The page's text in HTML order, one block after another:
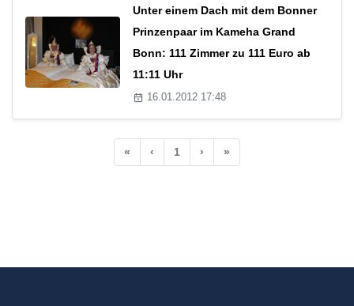
Unter einem Dach mit dem Bonner
Prinzenpaar im Kameha Grand
Bonn: 111 Zimmer zu 111 Euro ab
11:11 Uhr
16.01.2012 17:48
« ‹ 1 › »